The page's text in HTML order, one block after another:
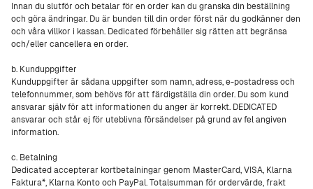
Innan du slutför och betalar för en order kan du granska din beställning
och göra ändringar. Du är bunden till din order först när du godkänner den
och våra villkor i kassan. Dedicated förbehåller sig rätten att begränsa
och/eller cancellera en order.
b. Kunduppgifter
Kunduppgifter är sådana uppgifter som namn, adress, e-postadress och
telefonnummer, som behövs för att färdigställa din order. Du som kund
ansvarar själv för att informationen du anger är korrekt. DEDICATED
ansvarar och står ej för uteblivna försändelser på grund av fel angiven
information.
c. Betalning
Dedicated accepterar kortbetalningar genom MasterCard, VISA, Klarna
Faktura*, Klarna Konto och PayPal. Totalsumman för ordervärde, frakt